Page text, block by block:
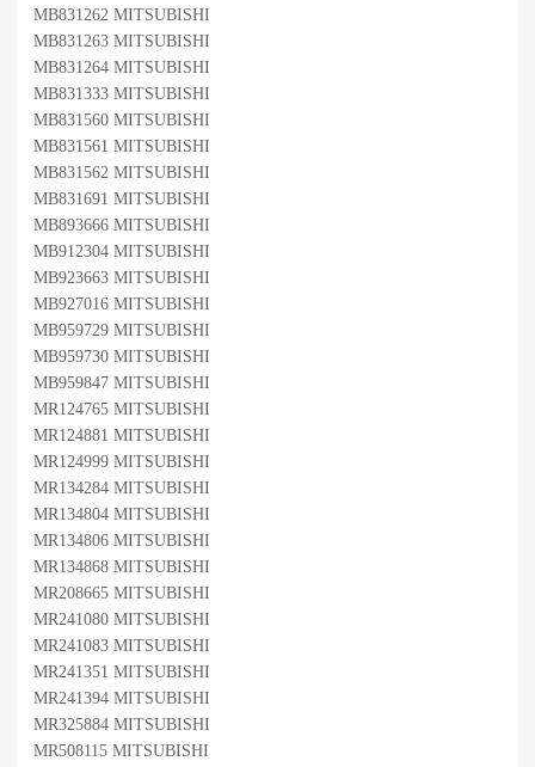
MB831262 MITSUBISHI
MB831263 MITSUBISHI
MB831264 MITSUBISHI
MB831333 MITSUBISHI
MB831560 MITSUBISHI
MB831561 MITSUBISHI
MB831562 MITSUBISHI
MB831691 MITSUBISHI
MB893666 MITSUBISHI
MB912304 MITSUBISHI
MB923663 MITSUBISHI
MB927016 MITSUBISHI
MB959729 MITSUBISHI
MB959730 MITSUBISHI
MB959847 MITSUBISHI
MR124765 MITSUBISHI
MR124881 MITSUBISHI
MR124999 MITSUBISHI
MR134284 MITSUBISHI
MR134804 MITSUBISHI
MR134806 MITSUBISHI
MR134868 MITSUBISHI
MR208665 MITSUBISHI
MR241080 MITSUBISHI
MR241083 MITSUBISHI
MR241351 MITSUBISHI
MR241394 MITSUBISHI
MR325884 MITSUBISHI
MR508115 MITSUBISHI